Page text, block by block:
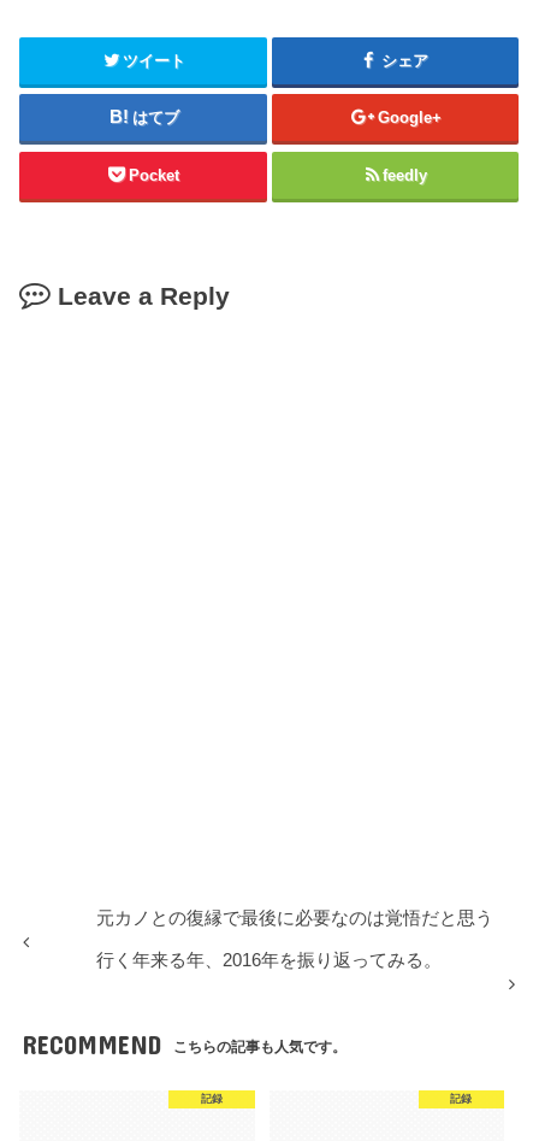
ツイート シェア
はてブ Google+
Pocket feedly
Leave a Reply
元カノとの復縁で最後に必要なのは覚悟だと思う
行く年来る年、2016年を振り返ってみる。
RECOMMEND こちらの記事も人気です。
記録 記録